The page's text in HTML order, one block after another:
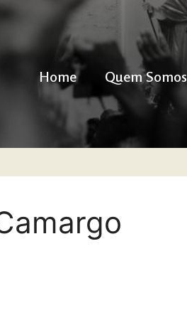
Home Quem Somos